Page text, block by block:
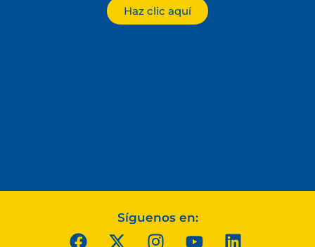
Haz clic aquí
Síguenos en: